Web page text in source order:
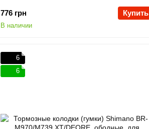
776 грн Купить
В наличии
6
6